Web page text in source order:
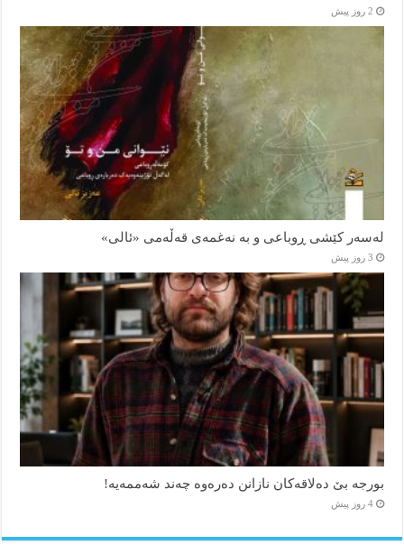
2 روز پیش
لەسەر کێشی ڕوباعی و به نەغمەی قەڵەمی «ئالی»
3 روز پیش
بورجە بێ دەلاقەکان نازانن دەرەوە چەند شەممەیە!
4 روز پیش